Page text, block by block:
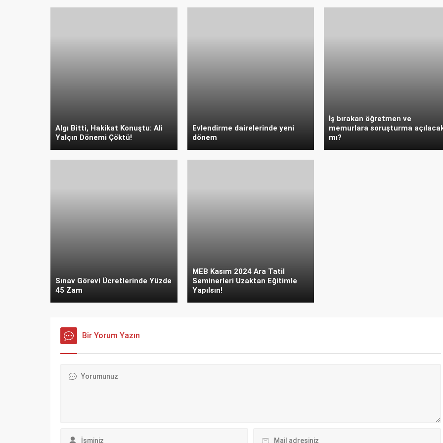
Algı Bitti, Hakikat Konuştu: Ali
Yalçın Dönemi Çöktü!
Evlendirme dairelerinde yeni
dönem
İş bırakan öğretmen ve
memurlara soruşturma
mı?
Sınav Görevi Ücretlerinde Yüzde
45 Zam
MEB Kasım 2024 Ara Tatil
Seminerleri Uzaktan Eğitimle
Yapılsın!
Bir Yorum Yazın